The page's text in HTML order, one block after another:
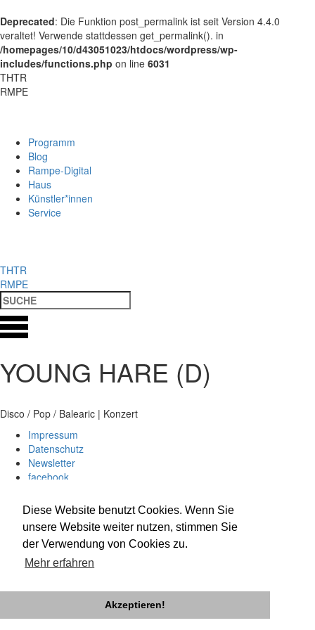
Diese Website benutzt Cookies. Wenn Sie
unsere Website weiter nutzen, stimmen Sie
der Verwendung von Cookies zu.
Mehr erfahren
Akzeptieren!
Deprecated: Die Funktion post_permalink ist seit Version 4.4.0
veraltet! Verwende stattdessen get_permalink(). in
/homepages/10/d43051023/htdocs/wordpress/wp-
includes/functions.php on line 6031
THTR
RMPE
Programm
Blog
Rampe-Digital
Haus
Künstler*innen
Service
THTR
RMPE
YOUNG HARE (D)
Disco / Pop / Balearic | Konzert
Impressum
Datenschutz
Newsletter
facebook
instagram